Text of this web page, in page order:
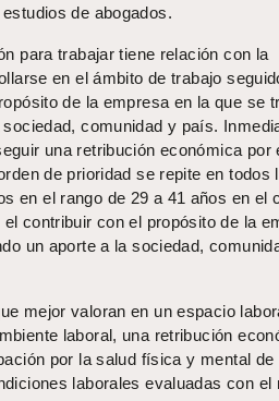
de abogados.
para trabajar tiene relación con la
en el ámbito de trabajo
de la empresa en la que se
comunidad y país.
una retribución económica por
de prioridad se repite en todos
en el rango de 29 a 41 años en el
contribuir con el propósito de la
un aporte a la sociedad,
mejor valoran en un espacio
laboral, una retribución
por la salud física y mental de
laborales evaluadas con el